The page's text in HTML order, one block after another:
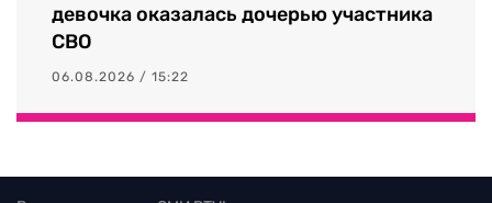
девочка оказалась дочерью участника
СВО
06.08.2026 / 15:22